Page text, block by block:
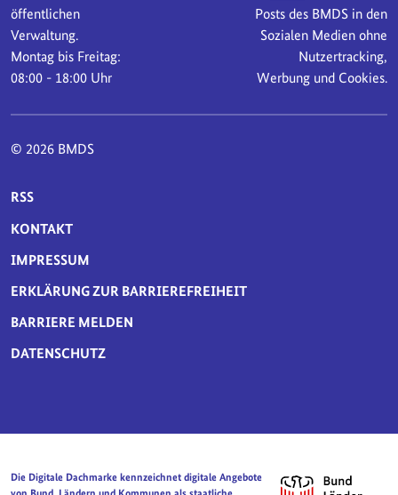
öffentlichen
Verwaltung.
Montag bis Freitag:
08:00 - 18:00 Uhr
Posts des BMDS in den
Sozialen Medien ohne
Nutzertracking,
Werbung und Cookies.
© 2026 BMDS
SERVICE-NAVIGATION FUSSBEREICH
RSS
KONTAKT
IMPRESSUM
ERKLÄRUNG ZUR BARRIEREFREIHEIT
BARRIERE MELDEN
DATENSCHUTZ
Die Digitale Dachmarke kennzeichnet digitale Angebote